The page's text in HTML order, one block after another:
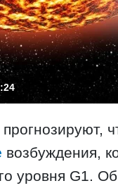
возбуждения,
уровня G1.